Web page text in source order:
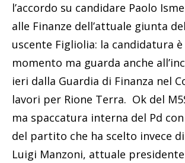
l’accordo su candidare Paolo
alle Finanze dell’attuale giunta
uscente Figliolia: la candidatura
momento ma guarda anche
ieri dalla Guardia di Finanza nel
lavori per Rione Terra. Ok del
ma spaccatura interna del Pd
del partito che ha scelto invece
Luigi Manzoni, attuale